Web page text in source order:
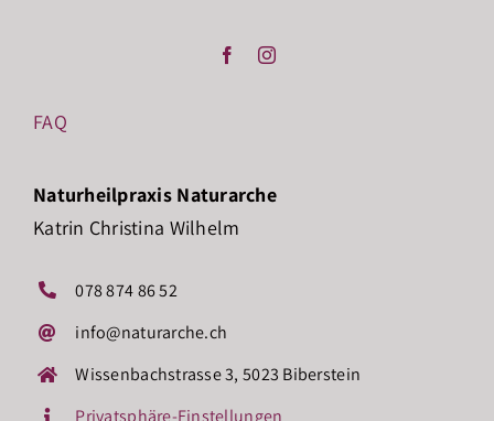
FAQ
Naturheilpraxis Naturarche
Katrin Christina Wilhelm
078 874 86 52
info@naturarche.ch
Wissenbachstrasse 3, 5023 Biberstein